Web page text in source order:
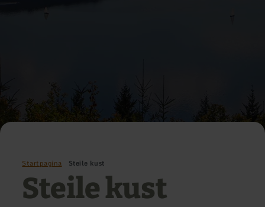
Startpagina Steile kust
Steile kust